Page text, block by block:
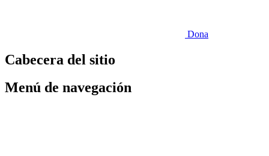
Dona
Cabecera del sitio
Menú de navegación